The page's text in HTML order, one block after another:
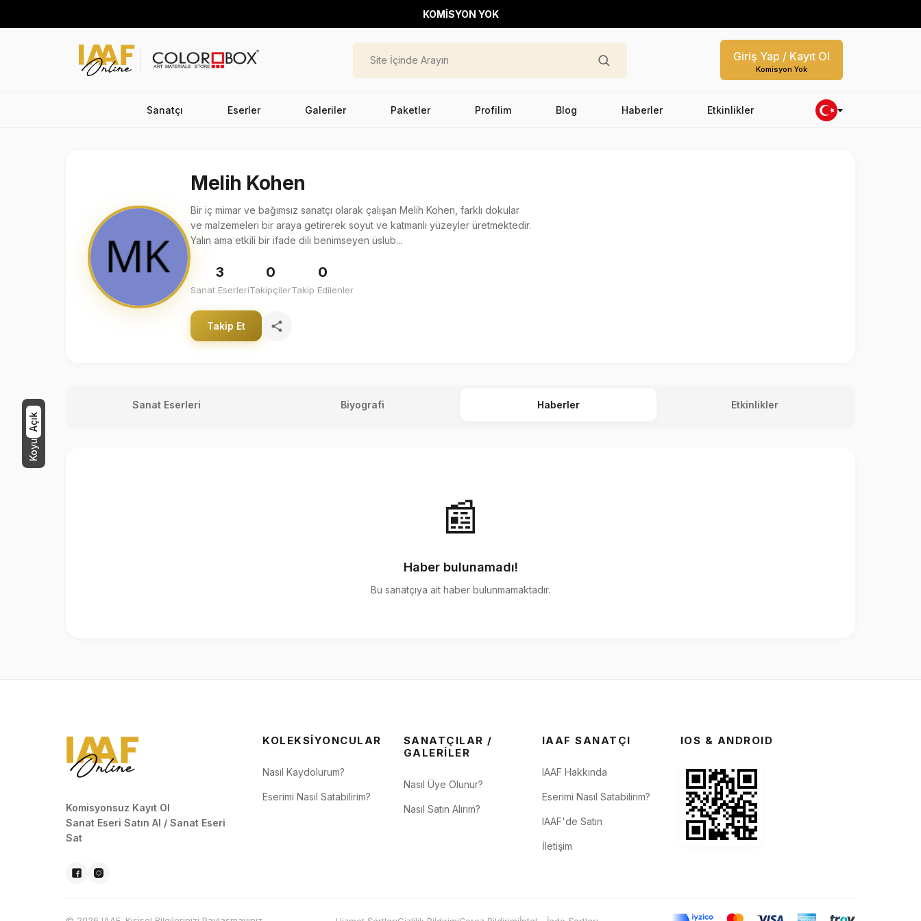
Koyu
Açık
KOMİSYON YOK
Giriş Yap / Kayıt Ol
Komisyon Yok
Sanatçı Eserler Galeriler Paketler Profilim Blog Haberler Etkinlikler
Melih Kohen
Bir iç mimar ve bağımsız sanatçı olarak çalışan Melih Kohen, farklı dokular
ve malzemeleri bir araya getirerek soyut ve katmanlı yüzeyler üretmektedir.
Yalın ama etkili bir ifade dili benimseyen üslub...
3
Sanat Eserleri
0
Takipçiler
0
Takip Edilenler
Takip Et
Sanat Eserleri Biyografi Haberler Etkinlikler
📰
Haber bulunamadı!
Bu sanatçıya ait haber bulunmamaktadır.
Komisyonsuz Kayıt Ol
Sanat Eseri Satın Al / Sanat Eseri
Sat
KOLEKSIYONCULAR
Nasıl Kaydolurum?
Eserimi Nasıl Satabilirim?
SANATÇILAR /
GALERILER
Nasıl Üye Olunur?
Nasıl Satın Alırım?
IAAF SANATÇI
IAAF Hakkında
Eserimi Nasıl Satabilirim?
IAAF'de Satın
İletişim
IOS & ANDROID